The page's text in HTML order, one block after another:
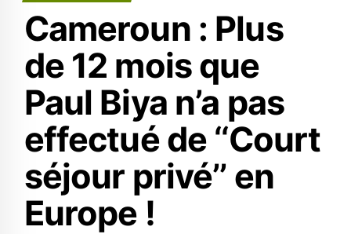
Cameroun : Plus
de 12 mois que
Paul Biya n’a pas
effectué de ‘‘Court
séjour privé’’ en
Europe !